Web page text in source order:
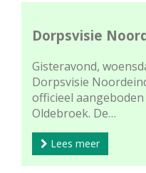
Dorpsvisie
Gisteravond,
Dorpsvisie
officieel
Oldebroek. De…
Lees meer